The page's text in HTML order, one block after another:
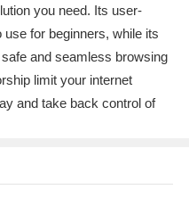
you need. Its user-
for beginners, while its
and seamless browsing
limit your internet
and take back control of